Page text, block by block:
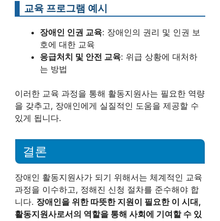
교육 프로그램 예시
장애인 인권 교육: 장애인의 권리 및 인권 보
호에 대한 교육
응급처치 및 안전 교육: 위급 상황에 대처하
는 방법
이러한 교육 과정을 통해 활동지원사는 필요한 역량
을 갖추고, 장애인에게 실질적인 도움을 제공할 수
있게 됩니다.
결론
장애인 활동지원사가 되기 위해서는 체계적인 교육
과정을 이수하고, 정해진 신청 절차를 준수해야 합
니다. 장애인을 위한 따뜻한 지원이 필요한 이 시대,
활동지원사로서의 역할을 통해 사회에 기여할 수 있